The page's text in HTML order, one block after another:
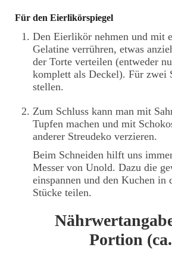
Für den Eierlikörspiegel
Den Eierlikör nehmen und mit
Gelatine verrühren, etwas
der Torte verteilen (entweder
komplett als Deckel). Für zwei
stellen.
Zum Schluss kann man mit
Tupfen machen und mit
anderer Streudeko verzieren.
Beim Schneiden hilft uns
Messer von Unold. Dazu die
einspannen und den Kuchen in
Stücke teilen.
Portion